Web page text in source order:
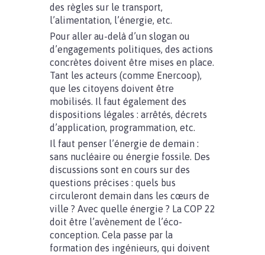
des règles sur le transport,
l’alimentation, l’énergie, etc.
Pour aller au-delà d’un slogan ou
d’engagements politiques, des actions
concrètes doivent être mises en place.
Tant les acteurs (comme Enercoop),
que les citoyens doivent être
mobilisés. Il faut également des
dispositions légales : arrêtés, décrets
d’application, programmation, etc.
Il faut penser l’énergie de demain :
sans nucléaire ou énergie fossile. Des
discussions sont en cours sur des
questions précises : quels bus
circuleront demain dans les cœurs de
ville ? Avec quelle énergie ? La COP 22
doit être l’avènement de l’éco-
conception. Cela passe par la
formation des ingénieurs, qui doivent